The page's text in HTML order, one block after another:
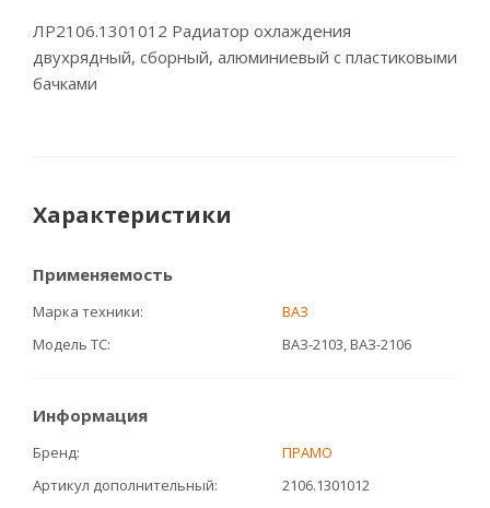
ЛР2106.1301012 Радиатор охлаждения
двухрядный, сборный, алюминиевый с пластиковыми
бачками
Характеристики
Применяемость
Марка техники
ВАЗ
Модель ТС
ВАЗ-2103, ВАЗ-2106
Информация
Бренд
ПРАМО
Артикул дополнительный
2106.1301012